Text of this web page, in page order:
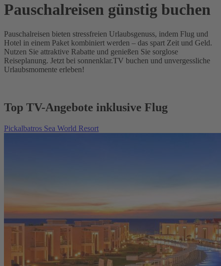
Pauschalreisen günstig buchen
Pauschalreisen bieten stressfreien Urlaubsgenuss, indem Flug und
Hotel in einem Paket kombiniert werden – das spart Zeit und Geld.
Nutzen Sie attraktive Rabatte und genießen Sie sorglose
Reiseplanung. Jetzt bei sonnenklar.TV buchen und unvergessliche
Urlaubsmomente erleben!
Top TV-Angebote inklusive Flug
Pickalbatros Sea World Resort